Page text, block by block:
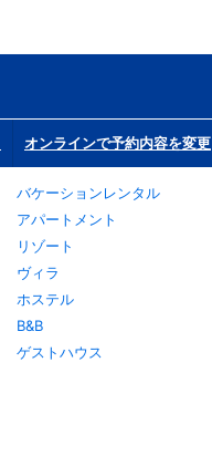
オンラインで予約内容を変更
バケーションレンタル
アパートメント
リゾート
ヴィラ
ホステル
B&B
ゲストハウス